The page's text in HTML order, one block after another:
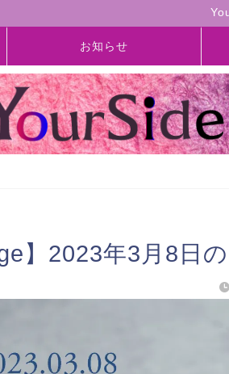
お知らせ
】2023年3月8日